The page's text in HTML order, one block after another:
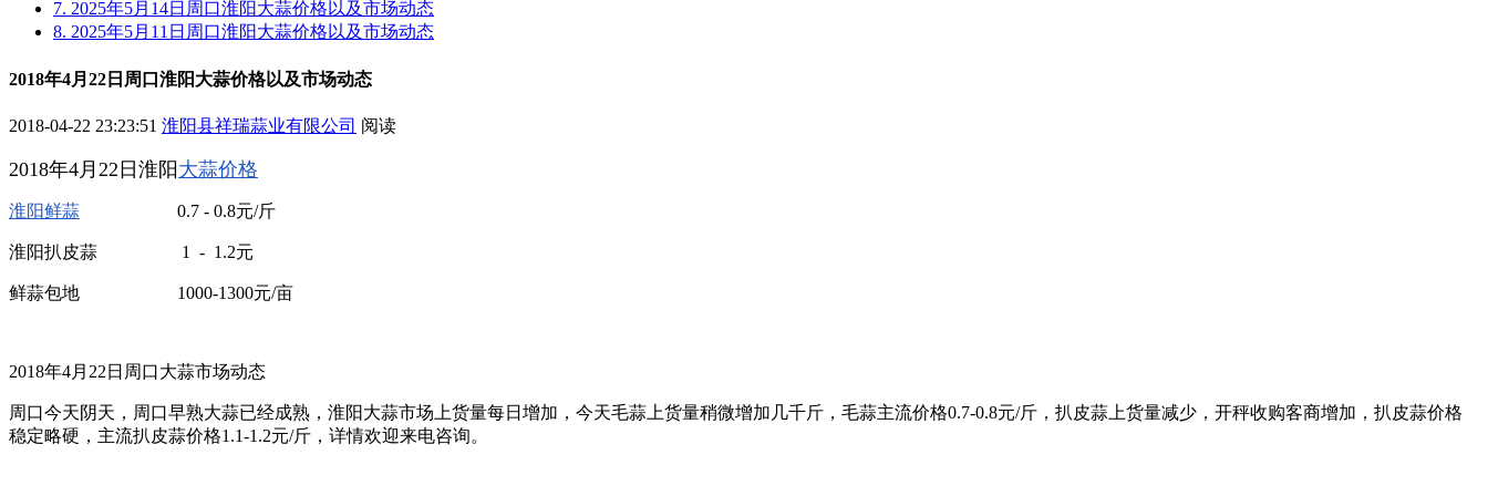
7. 2025年5月14日周口淮阳大蒜价格以及市场动态
8. 2025年5月11日周口淮阳大蒜价格以及市场动态
2018年4月22日周口淮阳大蒜价格以及市场动态
2018-04-22 23:23:51 淮阳县祥瑞蒜业有限公司 阅读
2018年4月22日淮阳大蒜价格
淮阳鲜蒜 0.7 - 0.8元/斤
淮阳扒皮蒜 1 - 1.2元
鲜蒜包地 1000-1300元/亩
2018年4月22日周口大蒜市场动态
周口今天阴天，周口早熟大蒜已经成熟，淮阳大蒜市场上货量每日增加，今天毛蒜上货量稍微增加几千斤，毛蒜主流价格0.7-0.8元/斤，扒皮蒜上货量减少，开秤收购客商增加，扒皮蒜价格
稳定略硬，主流扒皮蒜价格1.1-1.2元/斤，详情欢迎来电咨询。